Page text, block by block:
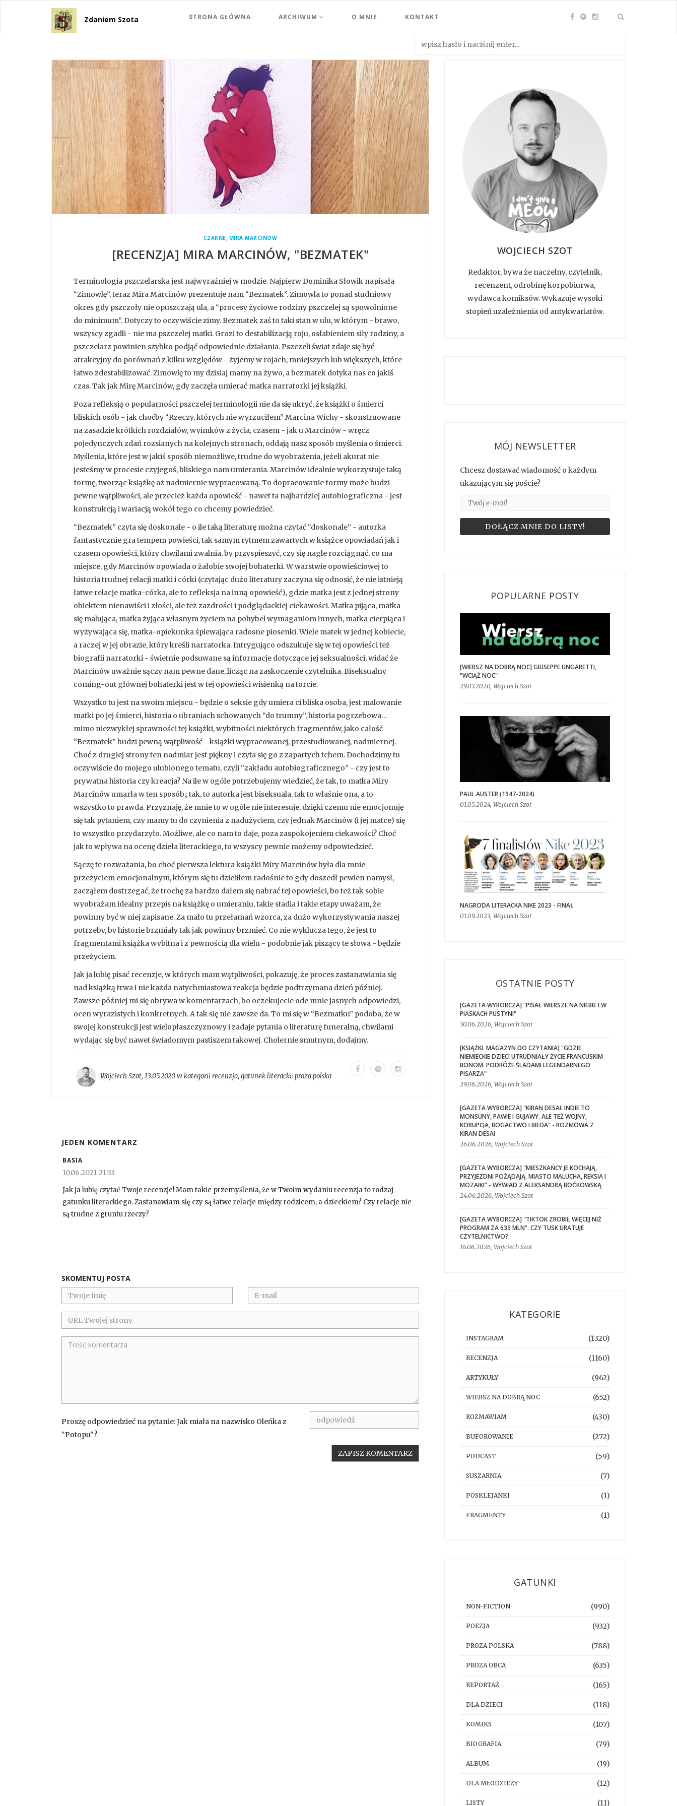
Zdaniem Szota STRONA GŁÓWNA ARCHIWUM O MNIE KONTAKT
CZARNE, MIRA MARCINÓW
[RECENZJA] MIRA MARCINÓW, "BEZMATEK"
Terminologia pszczelarska jest najwyraźniej w modzie. Najpierw Dominika Słowik napisała
“Zimowlę”, teraz Mira Marcinów prezentuje nam “Bezmatek”. Zimowla to ponad studniowy
okres gdy pszczoły nie opuszczają ula, a “procesy życiowe rodziny pszczelej są spowolnione
do minimum”. Dotyczy to oczywiście zimy. Bezmatek zaś to taki stan w ulu, w którym - brawo,
wszyscy zgadli - nie ma pszczelej matki. Grozi to destabilizacją roju, osłabieniem siły rodziny, a
pszczelarz powinien szybko podjąć odpowiednie działania. Pszczeli świat zdaje się być
atrakcyjny do porównań z kilku względów - żyjemy w rojach, mniejszych lub większych, które
łatwo zdestabilizować. Zimowlę to my dzisiaj mamy na żywo, a bezmatek dotyka nas co jakiś
czas. Tak jak Mirę Marcinów, gdy zaczęła umierać matka narratorki jej książki.
Poza refleksją o popularności pszczelej terminologii nie da się ukryć, że książki o śmierci
bliskich osób - jak choćby “Rzeczy, których nie wyrzuciłem” Marcina Wichy - skonstruowane
na zasadzie krótkich rozdziałów, wyimków z życia, czasem - jak u Marcinów - wręcz
pojedynczych zdań rozsianych na kolejnych stronach, oddają nasz sposób myślenia o śmierci.
Myślenia, które jest w jakiś sposób niemożliwe, trudne do wyobrażenia, jeżeli akurat nie
jesteśmy w procesie czyjegoś, bliskiego nam umierania. Marcinów idealnie wykorzystuje taką
formę, tworząc książkę aż nadmiernie wypracowaną. To dopracowanie formy może budzi
pewne wątpliwości, ale przecież każda opowieść - nawet ta najbardziej autobiograficzna - jest
konstrukcją i wariacją wokół tego co chcemy powiedzieć.
“Bezmatek” czyta się doskonale - o ile taką literaturę można czytać “doskonale” - autorka
fantastycznie gra tempem powieści, tak samym rytmem zawartych w książce opowiadań jak i
czasem opowieści, który chwilami zwalnia, by przyspieszyć, czy się nagle rozciągnąć, co ma
miejsce, gdy Marcinów opowiada o żałobie swojej bohaterki. W warstwie opowieściowej to
historia trudnej relacji matki i córki (czytając dużo literatury zaczyna się odnosić, że nie istnieją
łatwe relacje matka-córka, ale to refleksja na inną opowieść), gdzie matka jest z jednej strony
obiektem nienawiści i złości, ale też zazdrości i podglądackiej ciekawości. Matka pijąca, matka
się malująca, matka żyjąca własnym życiem na pohybel wymaganiom innych, matka cierpiąca i
wyżywająca się, matka-opiekunka śpiewająca radosne piosenki. Wiele matek w jednej kobiecie,
a raczej w jej obrazie, który kreśli narratorka. Intrygująco odszukuje się w tej opowieści też
biografii narratorki - świetnie podsuwane są informacje dotyczące jej seksualności, widać że
Marcinów uważnie sączy nam pewne dane, licząc na zaskoczenie czytelnika. Biseksualny
coming-out głównej bohaterki jest w tej opowieści wisienką na torcie.
Wszystko tu jest na swoim miejscu - będzie o seksie gdy umiera ci bliska osoba, jest malowanie
matki po jej śmierci, historia o ubraniach schowanych “do trumny”, historia pogrzebowa…
mimo niezwykłej sprawności tej książki, wybitności niektórych fragmentów, jako całość
“Bezmatek” budzi pewną wątpliwość - książki wypracowanej, przestudiowanej, nadmiernej.
Choć z drugiej strony ten nadmiar jest piękny i czyta się go z zapartych tchem. Dochodzimy tu
oczywiście do mojego ulubionego tematu, czyli “zakładu autobiograficznego” - czy jest to
prywatna historia czy kreacja? Na ile w ogóle potrzebujemy wiedzieć, że tak, to matka Miry
Marcinów umarła w ten sposób,; tak, to autorka jest biseksuala, tak to właśnie ona, a to
wszystko to prawda. Przyznaję, że mnie to w ogóle nie interesuje, dzięki czemu nie emocjonuję
się tak pytaniem, czy mamy tu do czynienia z nadużyciem, czy jednak Marcinów (i jej matce) się
to wszystko przydarzyło. Możliwe, ale co nam to daje, poza zaspokojeniem ciekawości? Choć
jak to wpływa na ocenę dzieła literackiego, to wszyscy pewnie możemy odpowiedzieć.
Sączę te rozważania, bo choć pierwsza lektura książki Miry Marcinów była dla mnie
przeżyciem emocjonalnym, którym się tu dzieliłem radośnie to gdy doszedł pewien namysł,
zacząłem dostrzegać, że trochę za bardzo dałem się nabrać tej opowieści, bo też tak sobie
wyobrażam idealny przepis na książkę o umieraniu, takie stadia i takie etapy uważam, że
powinny być w niej zapisane. Za mało tu przełamań wzorca, za dużo wykorzystywania naszej
potrzeby, by historie brzmiały tak jak powinny brzmieć. Co nie wyklucza tego, że jest to
fragmentami książka wybitna i z pewnością dla wielu - podobnie jak piszący te słowa - będzie
przeżyciem.
Jak ja lubię pisać recenzje, w których mam wątpliwości, pokazuję, że proces zastanawiania się
nad książką trwa i nie każda natychmiastowa reakcja będzie podtrzymana dzień później.
Zawsze później mi się obrywa w komentarzach, bo oczekujecie ode mnie jasnych odpowiedzi,
ocen wyrazistych i konkretnych. A tak się nie zawsze da. To mi się w “Bezmatku” podoba, że w
swojej konstrukcji jest wielopłaszczyznowy i zadaje pytania o literaturę funeralną, chwilami
wydając się być nawet świadomym pastiszem takowej. Cholernie smutnym, dodajmy.
Wojciech Szot, 13.05.2020 w kategoriirecenzja, gatunek literacki:proza polska
JEDEN KOMENTARZ
BASIA
10.06.2021 21:33
Jak ja lubię czytać Twoje recenzje! Mam takie przemyślenia, że w Twoim wydaniu recenzja to rodzaj
gatunku literackiego. Zastanawiam się czy są łatwe relacje między rodzicem, a dzieckiem? Czy relacje nie
są trudne z gruntu rzeczy?
SKOMENTUJ POSTA
Proszę odpowiedzieć na pytanie: Jak miała na nazwisko Oleńka z
"Potopu"?
WOJCIECH SZOT
Redaktor, bywa że naczelny, czytelnik,
recenzent, odrobinę korpobiurwa,
wydawca komiksów. Wykazuje wysoki
stopień uzależnienia od antykwariatów.
MÓJ NEWSLETTER
Chcesz dostawać wiadomość o każdym
ukazującym się poście?
POPULARNE POSTY
[WIERSZ NA DOBRĄ NOC] GIUSEPPE UNGARETTI,
"WCIĄŻ NOC"
29.07.2020, Wojciech Szot
PAUL AUSTER (1947-2024)
01.05.2024, Wojciech Szot
NAGRODA LITERACKA NIKE 2023 - FINAŁ
01.09.2023, Wojciech Szot
OSTATNIE POSTY
[GAZETA WYBORCZA] "PISAŁ WIERSZE NA NIEBIE I W
PIASKACH PUSTYNI"
30.06.2026, Wojciech Szot
[KSIĄŻKI. MAGAZYN DO CZYTANIA] "GDZIE
NIEMIECKIE DZIECI UTRUDNIAŁY ŻYCIE FRANCUSKIM
BONOM. PODRÓŻE ŚLADAMI LEGENDARNEGO
PISARZA"
29.06.2026, Wojciech Szot
[GAZETA WYBORCZA] "KIRAN DESAI: INDIE TO
MONSUNY, PAWIE I GUJAWY. ALE TEŻ WOJNY,
KORUPCJA, BOGACTWO I BIEDA" - ROZMOWA Z
KIRAN DESAI
26.06.2026, Wojciech Szot
[GAZETA WYBORCZA] "MIESZKAŃCY JE KOCHAJĄ,
PRZYJEZDNI POŻĄDAJĄ. MIASTO MALUCHA, REKSIA I
MOZAIKI" - WYWIAD Z ALEKSANDRĄ BOĆKOWSKĄ
24.06.2026, Wojciech Szot
[GAZETA WYBORCZA] "TIKTOK ZROBIŁ WIĘCEJ NIŻ
PROGRAM ZA 635 MLN". CZY TUSK URATUJE
CZYTELNICTWO?
16.06.2026, Wojciech Szot
KATEGORIE
INSTAGRAM (1320)
RECENZJA (1160)
ARTYKUŁY (962)
WIERSZ NA DOBRĄ NOC (652)
ROZMAWIAM (430)
BUFOROWANIE (272)
PODCAST (59)
SUSZARNIA (7)
POSKLEJANKI (1)
FRAGMENTY (1)
GATUNKI
NON-FICTION (990)
POEZJA (932)
PROZA POLSKA (788)
PROZA OBCA (635)
REPORTAŻ (165)
DLA DZIECI (118)
KOMIKS (107)
BIOGRAFIA (79)
ALBUM (19)
DLA MŁODZIEŻY (12)
LISTY (11)